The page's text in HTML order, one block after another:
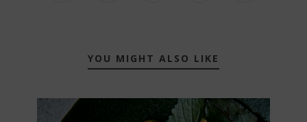
YOU MIGHT ALSO LIKE